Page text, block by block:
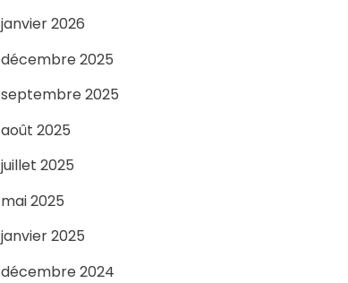
janvier 2026
décembre 2025
septembre 2025
août 2025
juillet 2025
mai 2025
janvier 2025
décembre 2024